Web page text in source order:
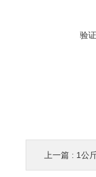
验
上一篇 : 1公